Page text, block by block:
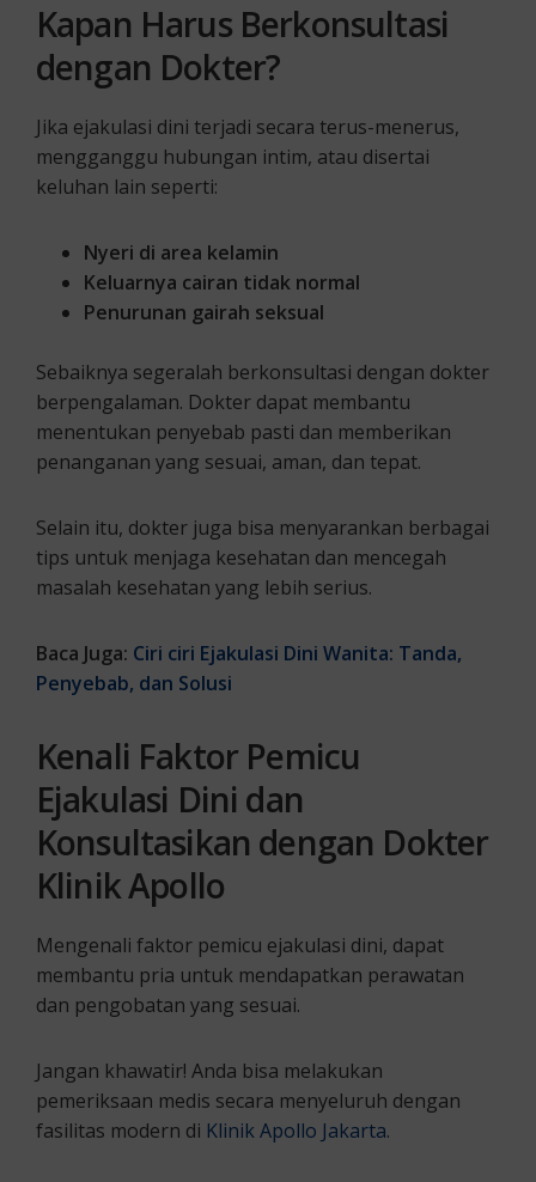
Kapan Harus Berkonsultasi
dengan Dokter?
Jika ejakulasi dini terjadi secara terus-menerus,
mengganggu hubungan intim, atau disertai
keluhan lain seperti:
Nyeri di area kelamin
Keluarnya cairan tidak normal
Penurunan gairah seksual
Sebaiknya segeralah berkonsultasi dengan dokter
berpengalaman. Dokter dapat membantu
menentukan penyebab pasti dan memberikan
penanganan yang sesuai, aman, dan tepat.
Selain itu, dokter juga bisa menyarankan berbagai
tips untuk menjaga kesehatan dan mencegah
masalah kesehatan yang lebih serius.
Baca Juga: Ciri ciri Ejakulasi Dini Wanita: Tanda,
Penyebab, dan Solusi
Kenali Faktor Pemicu
Ejakulasi Dini dan
Konsultasikan dengan Dokter
Klinik Apollo
Mengenali faktor pemicu ejakulasi dini, dapat
membantu pria untuk mendapatkan perawatan
dan pengobatan yang sesuai.
Jangan khawatir! Anda bisa melakukan
pemeriksaan medis secara menyeluruh dengan
fasilitas modern di Klinik Apollo Jakarta.